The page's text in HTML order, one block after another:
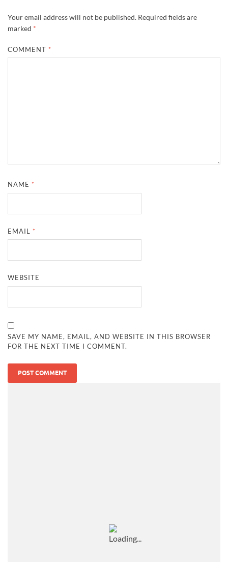
Your email address will not be published. Required fields are
marked *
COMMENT *
NAME *
EMAIL *
WEBSITE
SAVE MY NAME, EMAIL, AND WEBSITE IN THIS BROWSER
FOR THE NEXT TIME I COMMENT.